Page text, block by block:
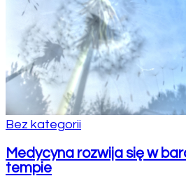
Bez kategorii
Medycyna rozwija się w
tempie